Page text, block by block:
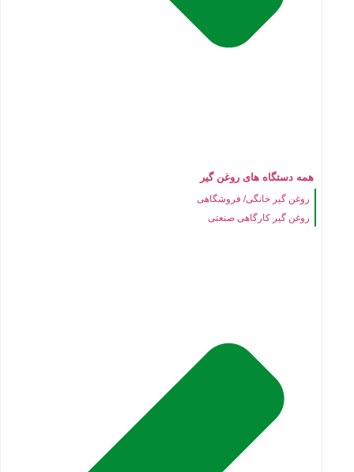
همه دستگاه های روغن گیر
روغن گیر خانگی/ فروشگاهی
روغن گیر کارگاهی صنعتی